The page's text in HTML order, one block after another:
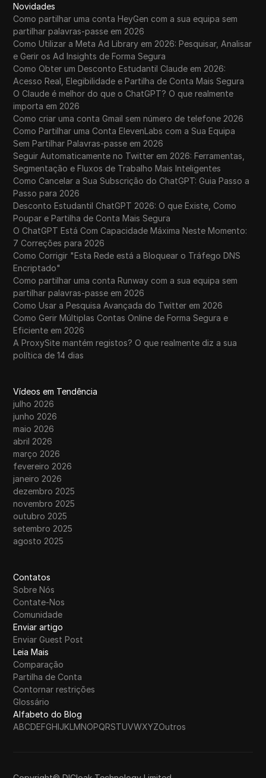
Novidades
Como partilhar uma conta HeyGen com a sua equipa sem
partilhar palavras-passe em 2026
Como Utilizar a Meta Ad Library em 2026: Pesquisar, Analisar
e Gerir os Ad Insights de Forma Segura
Como Obter um Desconto Estudantil Claude em 2026:
Acesso Real, Elegibilidade e Partilha de Conta Mais Segura
O Claude é melhor do que o ChatGPT? O que realmente
importa em 2026
Como criar uma conta Gmail sem número de telefone 2026
Como Partilhar uma Conta ElevenLabs com a Sua Equipa
Sem Partilhar Palavras-passe em 2026
Seguir Automaticamente no Twitter em 2026: Ferramentas,
Segmentação e Fluxos de Trabalho Mais Inteligentes
Como Cancelar a Sua Subscrição do ChatGPT: Guia Passo a
Passo para 2026
Desconto Estudantil ChatGPT 2026: O que Existe, Como
Poupar e Partilha de Conta Mais Segura
O ChatGPT Está Com Capacidade Máxima Neste Momento:
7 Correções para 2026
Como Corrigir "Esta Rede está a Bloquear o Tráfego DNS
Encriptado"
Como partilhar uma conta Runway com a sua equipa sem
partilhar palavras-passe em 2026
Como Usar a Pesquisa Avançada do Twitter em 2026
Como Gerir Múltiplas Contas Online de Forma Segura e
Eficiente em 2026
A ProxySite mantém registos? O que realmente diz a sua
política de 14 dias
Vídeos em Tendência
julho 2026
junho 2026
maio 2026
abril 2026
março 2026
fevereiro 2026
janeiro 2026
dezembro 2025
novembro 2025
outubro 2025
setembro 2025
agosto 2025
Contatos
Sobre Nós
Contate-Nos
Comunidade
Enviar artigo
Enviar Guest Post
Leia Mais
Comparação
Partilha de Conta
Contornar restrições
Glossário
Alfabeto do Blog
ABCDEFGHIJKLMNOPQRSTUVWXYZOutros